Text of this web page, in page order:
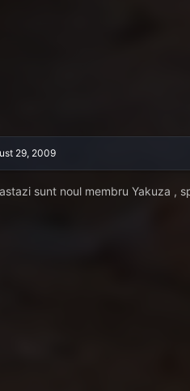
29, 2009
sunt noul membru Yakuza ,